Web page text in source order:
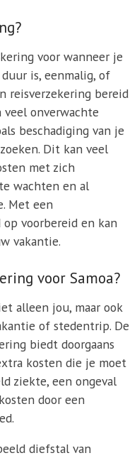
voor wanneer je
is, eenmalig, of
reisverzekering bereid
veel onverwachte
beschadiging van je
Dit kan veel
met zich
wachten en al
Met een
voorbereid en kan
vakantie.
voor Samoa?
alleen jou, maar ook
of stedentrip. De
biedt doorgaans
kosten die je moet
ziekte, een ongeval
door een
diefstal van